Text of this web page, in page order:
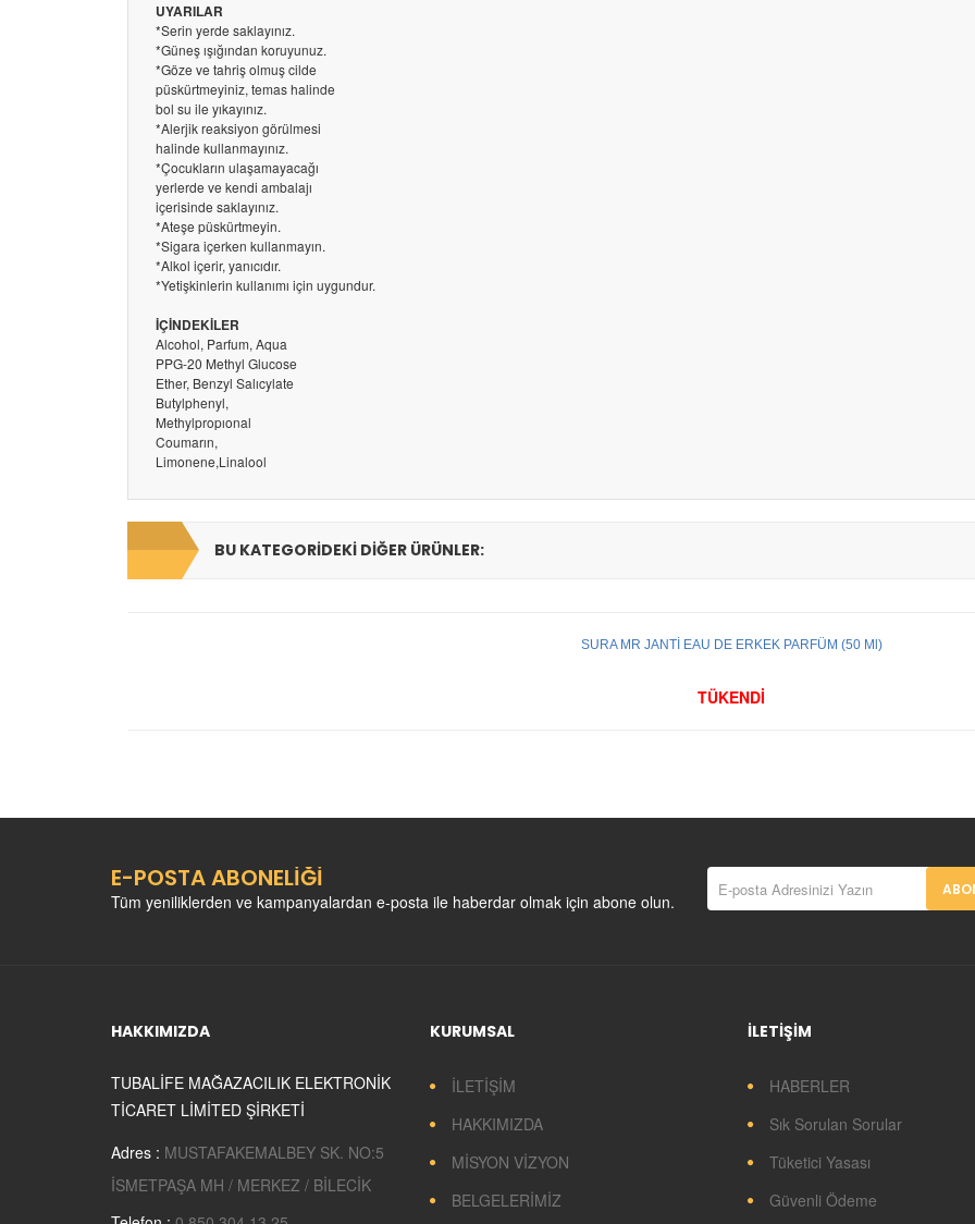
UYARILAR
*Serin yerde saklayınız.
*Güneş ışığından koruyunuz.
*Göze ve tahriş olmuş cilde
püskürtmeyiniz, temas halinde
bol su ile yıkayınız.
*Alerjik reaksiyon görülmesi
halinde kullanmayınız.
*Çocukların ulaşamayacağı
yerlerde ve kendi ambalajı
içerisinde saklayınız.
*Ateşe püskürtmeyin.
*Sigara içerken kullanmayın.
*Alkol içerir, yanıcıdır.
*Yetişkinlerin kullanımı için uygundur.
İÇİNDEKİLER
Alcohol, Parfum, Aqua
PPG-20 Methyl Glucose
Ether, Benzyl Salıcylate
Butylphenyl,
Methylpropıonal
Coumarın,
Limonene,Linalool
BU KATEGORIDEKI DIĞER ÜRÜNLER:
SURA MR JANTİ EAU DE ERKEK PARFÜM (50 Ml)
TÜKENDİ
E-POSTA ABONELİĞİ
Tüm yeniliklerden ve kampanyalardan e-posta ile haberdar olmak için abone olun.
HAKKIMIZDA
TUBALİFE MAĞAZACILIK ELEKTRONİK
TİCARET LİMİTED ŞİRKETİ
Adres : MUSTAFAKEMALBEY SK. NO:5
İSMETPAŞA MH / MERKEZ / BİLECİK
KURUMSAL
İLETİŞİM
HAKKIMIZDA
MİSYON VİZYON
BELGELERİMİZ
İLETİŞİM
HABERLER
Sık Sorulan Sorular
Tüketici Yasası
Güvenli Ödeme